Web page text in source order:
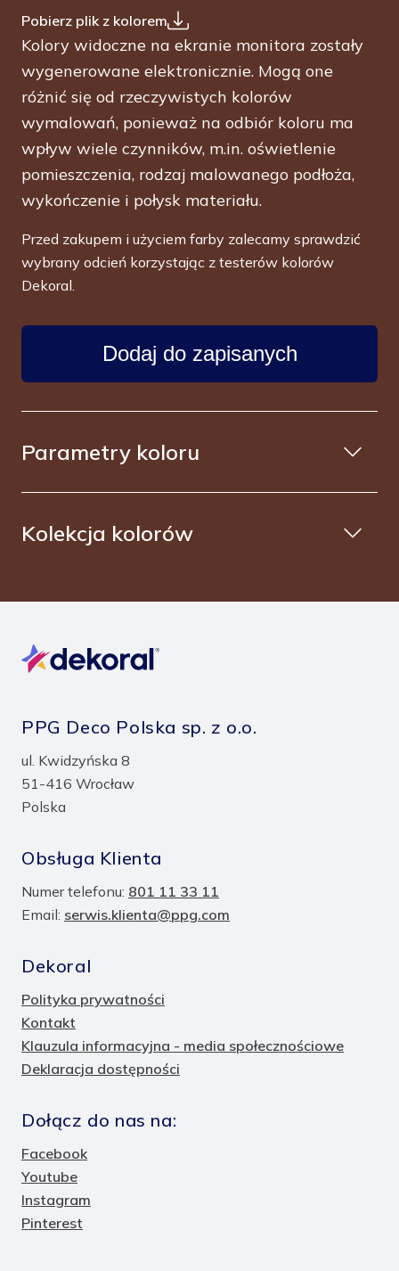
Pobierz plik z kolorem
Kolory widoczne na ekranie monitora zostały
wygenerowane elektronicznie. Mogą one
różnić się od rzeczywistych kolorów
wymalowań, ponieważ na odbiór koloru ma
wpływ wiele czynników, m.in. oświetlenie
pomieszczenia, rodzaj malowanego podłoża,
wykończenie i połysk materiału.
Przed zakupem i użyciem farby zalecamy sprawdzić
wybrany odcień korzystając z testerów kolorów
Dekoral.
Dodaj do zapisanych
Parametry koloru
Kolekcja kolorów
PPG Deco Polska sp. z o.o.
ul. Kwidzyńska 8
51-416 Wrocław
Polska
Obsługa Klienta
Numer telefonu: 801 11 33 11
Email: serwis.klienta@ppg.com
Dekoral
Polityka prywatności
Kontakt
Klauzula informacyjna - media społecznościowe
Deklaracja dostępności
Dołącz do nas na:
Facebook
Youtube
Instagram
Pinterest